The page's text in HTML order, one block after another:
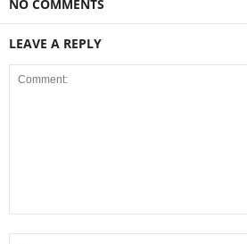
NO COMMENTS
LEAVE A REPLY